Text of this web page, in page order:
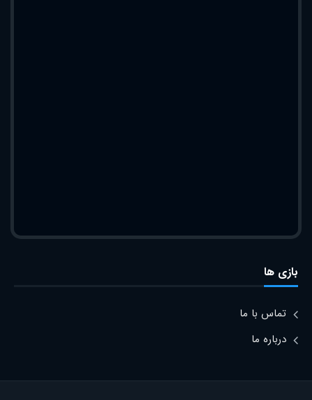
بازی ها
تماس با ما
درباره ما